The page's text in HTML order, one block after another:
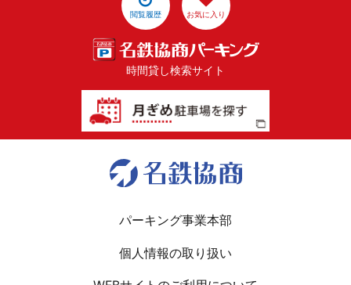
閲覧履歴 お気に入り
時間貸し検索サイト
パーキング事業本部
個人情報の取り扱い